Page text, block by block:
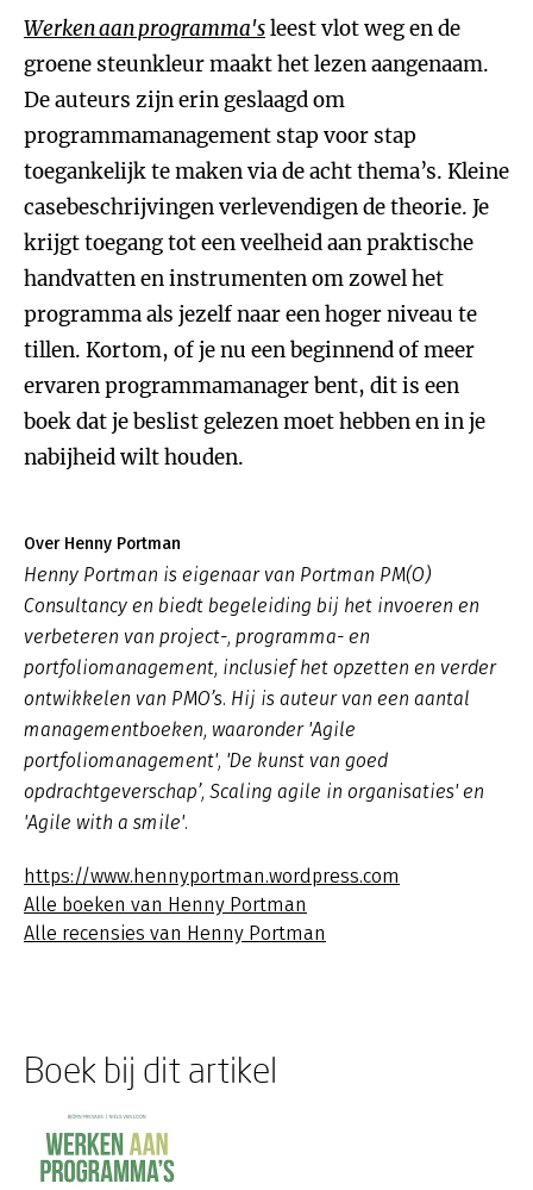
Werken aan programma'sleest vlot weg en de
groene steunkleur maakt het lezen aangenaam.
De auteurs zijn erin geslaagd om
programmamanagement stap voor stap
toegankelijk te maken via de acht thema’s. Kleine
casebeschrijvingen verlevendigen de theorie. Je
krijgt toegang tot een veelheid aan praktische
handvatten en instrumenten om zowel het
programma als jezelf naar een hoger niveau te
tillen. Kortom, of je nu een beginnend of meer
ervaren programmamanager bent, dit is een
boek dat je beslist gelezen moet hebben en in je
nabijheid wilt houden.
Over Henny Portman
Henny Portman is eigenaar van Portman PM(O)
Consultancy en biedt begeleiding bij het invoeren en
verbeteren van project-, programma- en
portfoliomanagement, inclusief het opzetten en verder
ontwikkelen van PMO’s. Hij is auteur van een aantal
managementboeken, waaronder 'Agile
portfoliomanagement', 'De kunst van goed
opdrachtgeverschap’, Scaling agile in organisaties' en
'Agile with a smile'.
https://www.hennyportman.wordpress.com
Alle boeken van Henny Portman
Alle recensies van Henny Portman
Boek bij dit artikel